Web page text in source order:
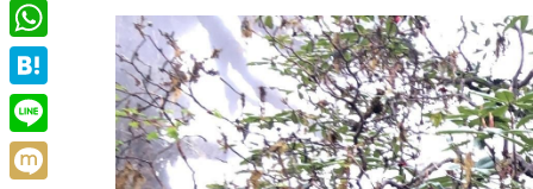
Twitter
WhatsApp
Hatena
Line